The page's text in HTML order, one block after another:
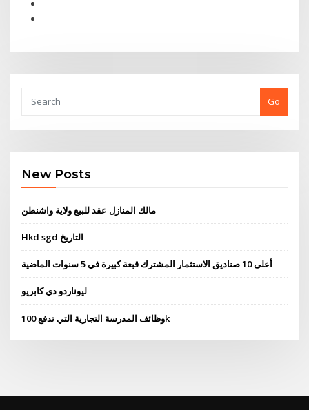
Go
New Posts
مالك المنازل عقد للبيع ولاية واشنطن
Hkd sgd التاريخ
أعلى 10 صناديق الاستثمار المشترك قبعة كبيرة في 5 سنوات الماضية
ليوناردو دي كابريو
وظائف المدرسة التجارية التي تدفع 100k